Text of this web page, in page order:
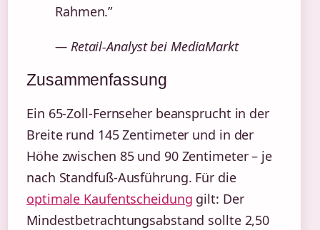
Rahmen.”
— Retail-Analyst bei MediaMarkt
Zusammenfassung
Ein 65-Zoll-Fernseher beansprucht in der
Breite rund 145 Zentimeter und in der
Höhe zwischen 85 und 90 Zentimeter – je
nach Standfuß-Ausführung. Für die
optimale Kaufentscheidung gilt: Der
Mindestbetrachtungsabstand sollte 2,50